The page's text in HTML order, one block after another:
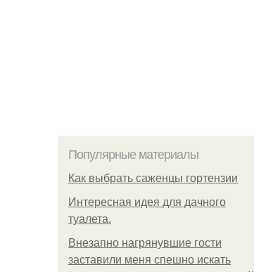
Популярные материалы
Как выбрать саженцы гортензии
Интересная идея для дачного
туалета.
Внезапно нагрянувшие гости
заставили меня спешно искать